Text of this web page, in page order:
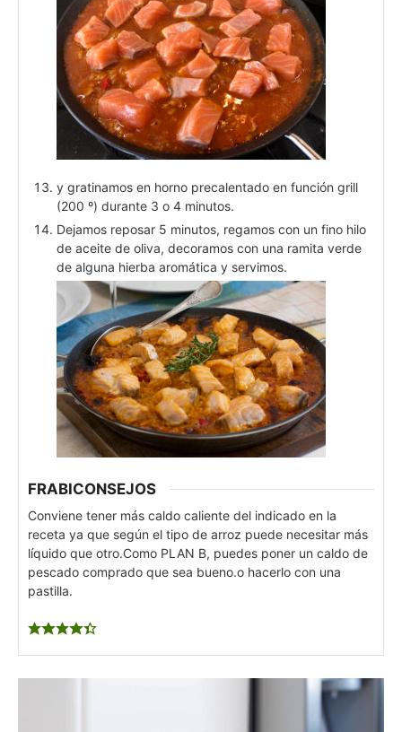
y gratinamos en horno precalentado en función grill
(200 º) durante 3 o 4 minutos.
Dejamos reposar 5 minutos, regamos con un fino hilo
de aceite de oliva, decoramos con una ramita verde
de alguna hierba aromática y servimos.
FRABICONSEJOS
Conviene tener más caldo caliente del indicado en la
receta ya que según el tipo de arroz puede necesitar más
líquido que otro.Como PLAN B, puedes poner un caldo de
pescado comprado que sea bueno.o hacerlo con una
pastilla.